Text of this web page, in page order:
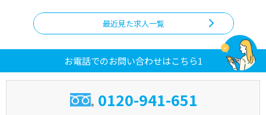
最近見た求人一覧
お電話でのお問い合わせはこちら1
0120-941-651